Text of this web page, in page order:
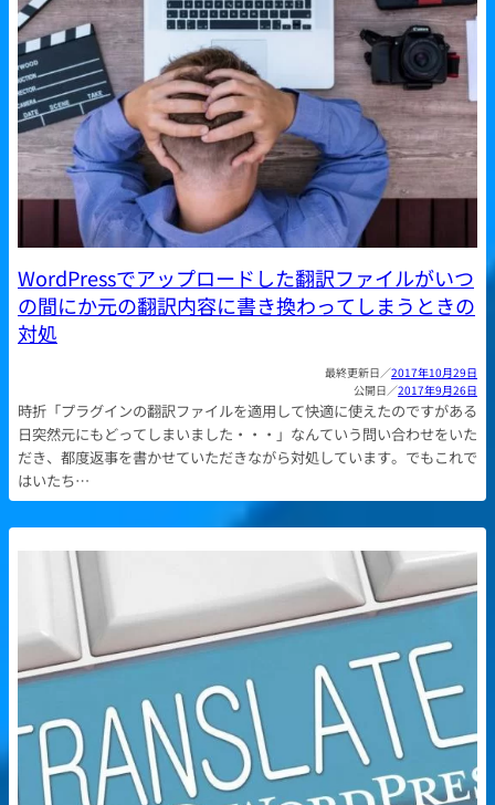
WordPressでアップロードした翻訳ファイルがいつ
の間にか元の翻訳内容に書き換わってしまうときの
対処
2017年10月29日
2017年9月26日
時折「プラグインの翻訳ファイルを適用して快適に使えたのですがある
日突然元にもどってしまいました・・・」なんていう問い合わせをいた
だき、都度返事を書かせていただきながら対処しています。でもこれで
はいたち…